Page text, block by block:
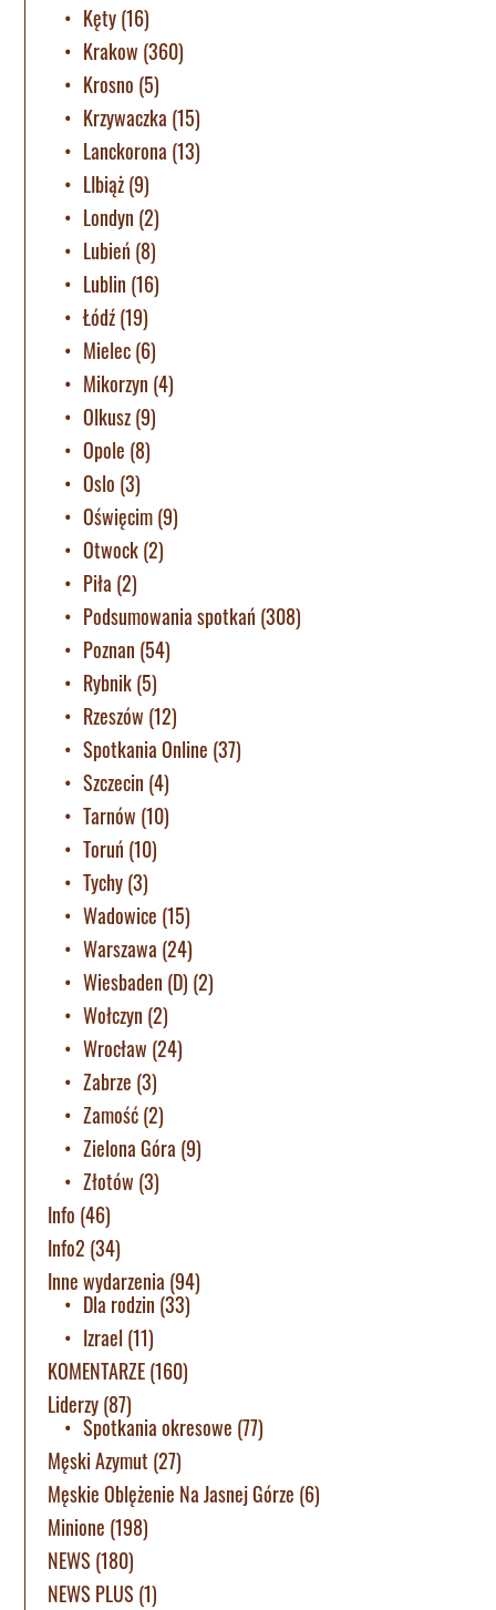
Kęty(16)
Krakow (360)
Krosno (5)
Krzywaczka (15)
Lanckorona (13)
LIbiąż(9)
Londyn (2)
Lubień (8)
Lublin (16)
Łódź(19)
Mielec(6)
Mikorzyn (4)
Olkusz(9)
Opole (8)
Oslo (3)
Oświęcim(9)
Otwock(2)
Piła (2)
Podsumowania spotkań (308)
Poznan (54)
Rybnik(5)
Rzeszów (12)
Spotkania Online (37)
Szczecin (4)
Tarnów (10)
Toruń (10)
Tychy(3)
Wadowice (15)
Warszawa (24)
Wiesbaden (D) (2)
Wołczyn (2)
Wrocław (24)
Zabrze (3)
Zamość(2)
Zielona Góra (9)
Złotów (3)
Info (46)
Info2 (34)
Inne wydarzenia (94)
Dla rodzin (33)
Izrael (11)
KOMENTARZE(160)
Liderzy(87)
Spotkania okresowe (77)
Męski Azymut (27)
Męskie Oblężenie Na Jasnej Górze (6)
Minione (198)
NEWS (180)
NEWS PLUS (1)